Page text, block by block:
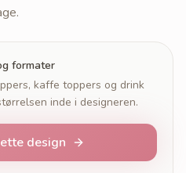
formater
kaffe toppers og drink
inde i designeren.
design